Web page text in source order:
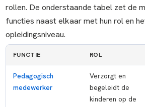
rollen. De onderstaande tabel zet de
functies naast elkaar met hun rol en
opleidingsniveau.
FUNCTIE ROL
Pedagogisch
medewerker
Verzorgt en
begeleidt de
kinderen op de